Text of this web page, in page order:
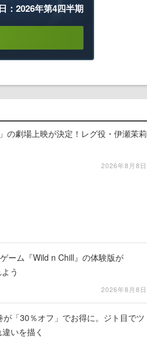
：2026年第4四半期
の劇場上映が決定！レグ役・伊瀬茉莉
2026年8月8日
ーム『Wild n Chill』の体験版が
う
2026年8月8日
「30％オフ」でお得に。ジト目でツ
いを描く